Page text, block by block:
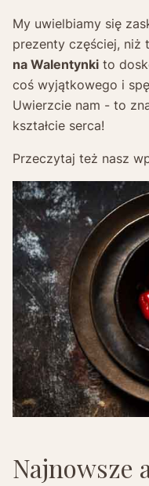
My uwielbiamy się
prezenty częściej, niż
na Walentynki to
coś wyjątkowego i
Uwierzcie nam - to
kształcie serca!
Przeczytaj też nasz
Najnowsze